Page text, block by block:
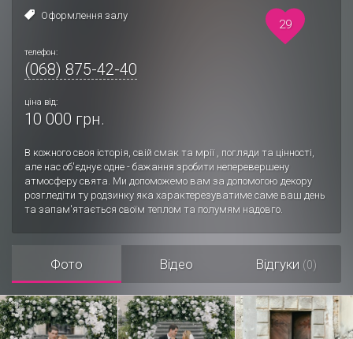
Оформлення залу
телефон:
(068) 875-42-40
ціна від:
10 000 грн.
В кожного своя історія, свій смак та мрії , погляди та цінності,
але нас об'єднує одне - бажання зробити неперевершену
атмосферу свята. Ми допоможемо вам за допомогою декору
розгледіти ту родзинку яка характерезуватиме саме ваш день
та запам'ятається своїм теплом та полумям надовго.
29
Фото Відео Відгуки (0)